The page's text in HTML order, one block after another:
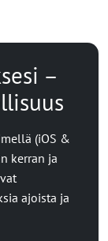
–
(iOS &
kerran ja
ajoista ja